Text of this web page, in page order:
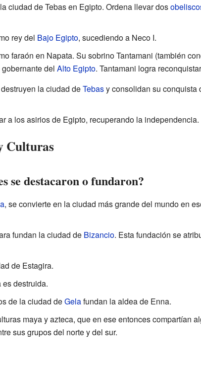
ciudad de Tebas en Egipto. Ordena llevar dos
rey del Bajo Egipto, sucediendo a Neco I.
faraón en Napata. Su sobrino Tantamani (también
del Alto Egipto. Tantamani logra
la ciudad deTebasy consolidan su conquista
a los asirios de Egipto, recuperando la independencia.
Culturas
se destacaron o fundaron?
, se convierte en la ciudad más grande del mundo en
fundan la ciudad de Bizancio. Esta fundación se
de Estagira.
destruida.
de la ciudad deGelafundan la aldea de Enna.
maya y azteca, que en ese entonces compartían
sus grupos del norte y del sur.